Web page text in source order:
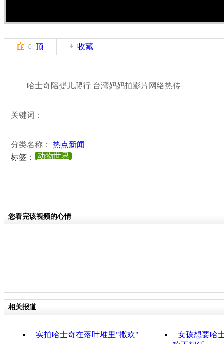
0 顶 收藏
哈士奇陪婴儿爬行 台湾妈妈拍影片网络热传
关键词：
分类名称： 热点新闻
标签：
动物世界
您看完该视频的心情
相关报道
实拍哈士奇在落叶堆里"撒欢"
女孩想要哈